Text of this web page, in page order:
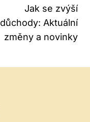
Jak se zvýší
důchody: Aktuální
změny a novinky